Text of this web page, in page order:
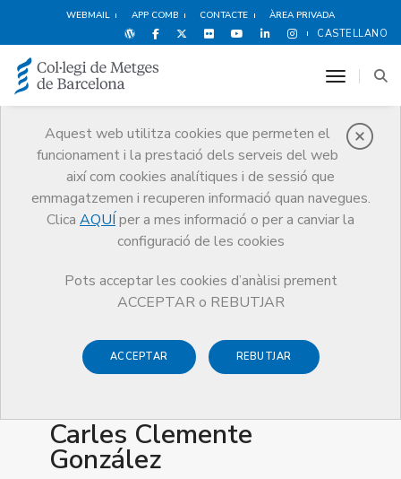
WEBMAIL APP COMB CONTACTE ÀREA PRIVADA
CASTELLANO
Aquest web utilitza cookies que permeten el
funcionament i la prestació dels serveis del web
així com cookies analítiques i de sessió que
emmagatzemen i recuperen informació quan navegues.
Clica AQUÍ per a mes informació o per a canviar la
configuració de les cookies
Pots acceptar les cookies d’anàlisi prement
ACCEPTAR o REBUTJAR
ACCEPTAR REBUTJAR
toggle
Premis
Premis Guardonat Edició 2007
Guardonat Edició 2007
Carles Clemente
González